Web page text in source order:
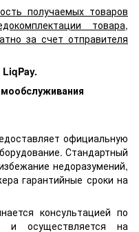
получаемых товаров
товара,
за счет отправителя
официальную
Стандартный
недоразумений,
гарантийные сроки на
консультацией по
и осуществляется на